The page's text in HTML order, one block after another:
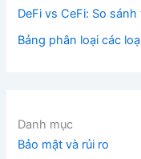
DeFi vs CeFi: So
Bảng phân loại các
Danh mục
Bảo mật và rủi ro